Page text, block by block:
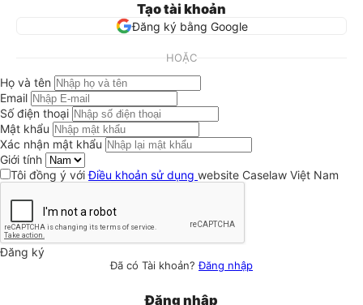
Tạo tài khoản
Đăng ký bằng Google
HOẶC
Họ và tên
Email
Số điện thoại
Mật khẩu
Xác nhận mật khẩu
Giới tính
Tôi đồng ý vớiĐiều khoản sử dụng website Caselaw Việt Nam
Đăng ký
Đã có Tài khoản?Đăng nhập
Đăng nhập